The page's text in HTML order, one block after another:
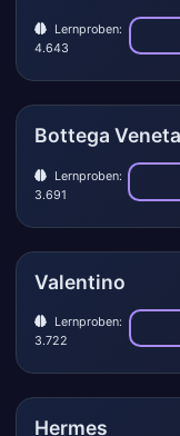
Lernproben:
4.643
Bottega Veneta
Lernproben:
3.691
Valentino
Lernproben:
3.722
Hermes